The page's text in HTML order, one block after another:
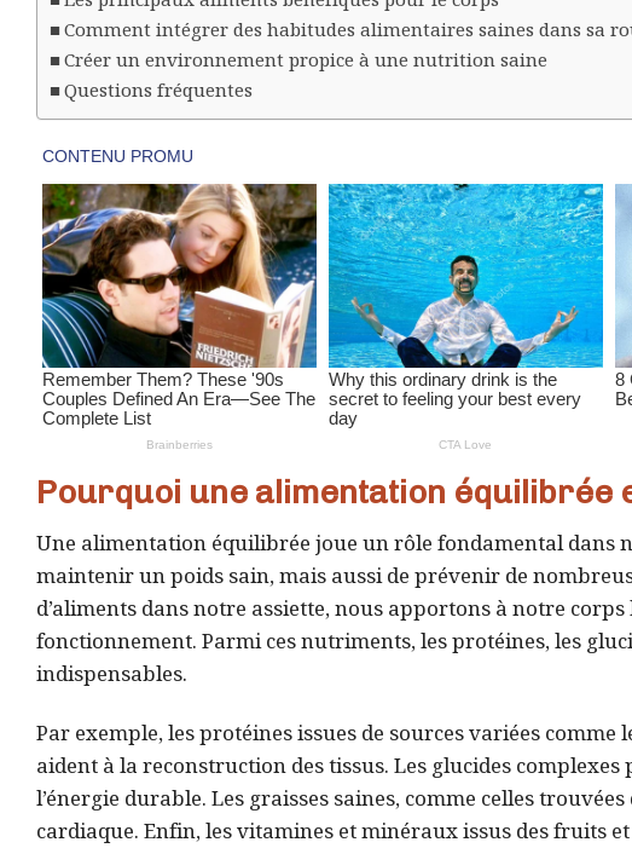
Comment intégrer des habitudes alimentaires saines dans sa
Créer un environnement propice à une nutrition saine
Questions fréquentes
Pourquoi une alimentation
Une alimentation équilibrée joue un rôle fondamental dans
maintenir un poids sain, mais aussi de prévenir de
d’aliments dans notre assiette, nous apportons à notre
fonctionnement. Parmi ces nutriments, les protéines, les
indispensables.
Par exemple, les protéines issues de sources variées
aident à la reconstruction des tissus. Les glucides
l’énergie durable. Les graisses saines, comme celles
cardiaque. Enfin, les vitamines et minéraux issus des fruits